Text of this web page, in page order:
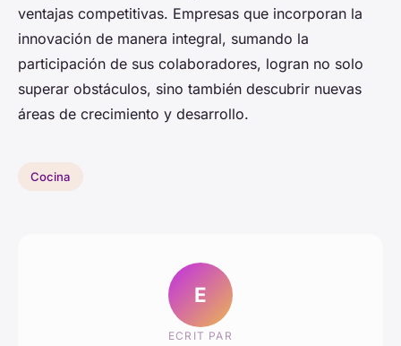
ventajas competitivas. Empresas que incorporan la
innovación de manera integral, sumando la
participación de sus colaboradores, logran no solo
superar obstáculos, sino también descubrir nuevas
áreas de crecimiento y desarrollo.
Cocina
E
ECRIT PAR